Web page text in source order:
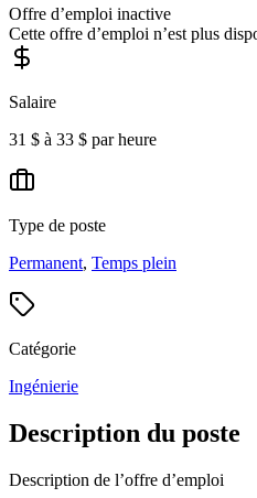
Offre d’emploi inactive
Cette offre d’emploi n’est plus
Salaire
31 $ à 33 $ par heure
Type de poste
Permanent, Temps plein
Catégorie
Ingénierie
Description du poste
Description de l’offre d’emploi